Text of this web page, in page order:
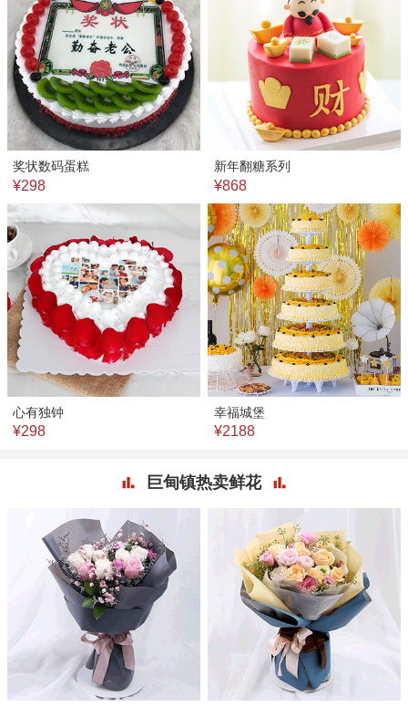
奖状数码蛋糕
¥298
新年翻糖系列
¥868
心有独钟
¥298
幸福城堡
¥2188
巨甸镇热卖鲜花